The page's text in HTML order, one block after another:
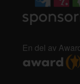
En del av